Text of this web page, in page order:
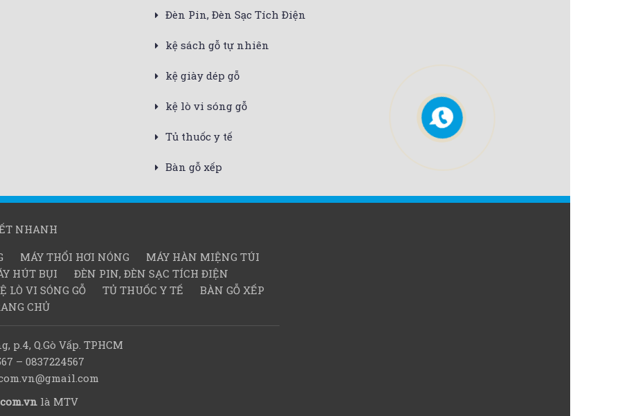
Đèn Pin, Đèn Sạc Tích Điện
kệ sách gỗ tự nhiên
kệ giày dép gỗ
kệ lò vi sóng gỗ
Tủ thuốc y tế
Bàn gỗ xếp
NHANH
MÁY THỔI HƠI NÓNG
MÁY HÀN MIỆNG TÚI
HÚT BỤI
ĐÈN PIN, ĐÈN SẠC TÍCH ĐIỆN
LÒ VI SÓNG GỖ
TỦ THUỐC Y TẾ
BÀN GỖ XẾP
CHỦ
p.4, Q.Gò Vấp. TPHCM
– 0837224567
là MTV